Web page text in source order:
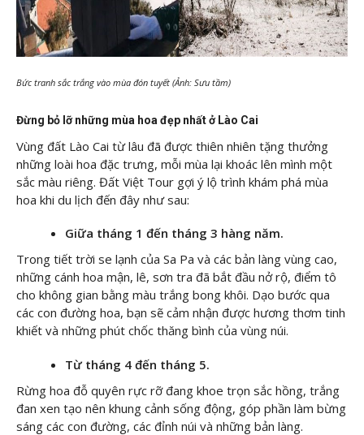
Bức tranh sắc trắng vào mùa đón tuyết (Ảnh: Sưu tầm)
Đừng bỏ lỡ những mùa hoa đẹp nhất ở Lào Cai
Vùng đất Lào Cai từ lâu đã được thiên nhiên tặng thưởng
những loài hoa đặc trưng, mỗi mùa lại khoác lên mình một
sắc màu riêng. Đất Việt Tour gợi ý lộ trình khám phá mùa
hoa khi du lịch đến đây như sau:
Giữa tháng 1 đến tháng 3 hàng năm.
Trong tiết trời se lạnh của Sa Pa và các bản làng vùng cao,
những cánh hoa mận, lê, sơn tra đã bắt đầu nở rộ, điểm tô
cho không gian bằng màu trắng bong khôi. Dạo bước qua
các con đường hoa, bạn sẽ cảm nhận được hương thơm tinh
khiết và những phút chốc thăng bình của vùng núi.
Từ tháng 4 đến tháng 5.
Rừng hoa đỗ quyên rực rỡ đang khoe trọn sắc hồng, trắng
đan xen tạo nên khung cảnh sống động, góp phần làm bừng
sáng các con đường, các đỉnh núi và những bản làng.